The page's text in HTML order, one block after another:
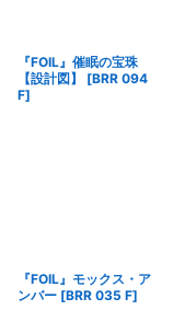
『FOIL』催眠の宝珠
【設計図】
[BRR 094
F]
『FOIL』モックス・ア
ンバー [BRR 035 F]